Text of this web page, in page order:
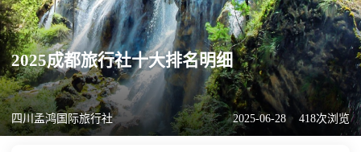
2025成都旅行社十大排名明细
四川孟鸿国际旅行社 2025-06-28 418次浏览